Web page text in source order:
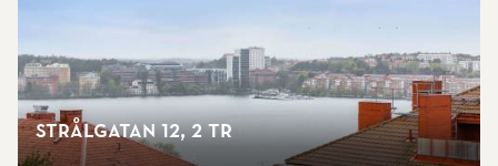
Strålgatan 12, 2 tr